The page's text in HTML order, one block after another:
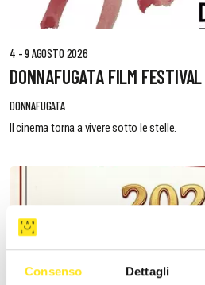
Consenso Dettagli
4 - 9 AGOSTO 2026
DONNAFUGATA FILM
DONNAFUGATA
Il cinema torna a vivere sotto le stelle.